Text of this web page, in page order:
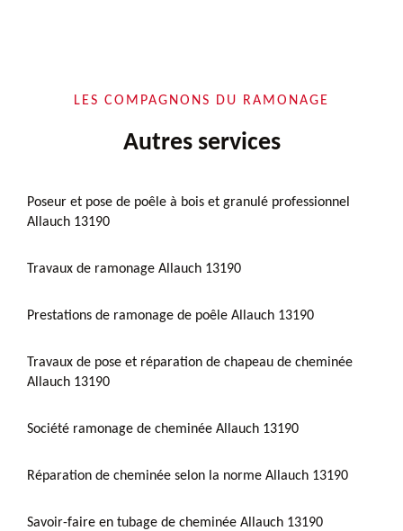
LES COMPAGNONS DU RAMONAGE
Autres services
Poseur et pose de poêle à bois et granulé professionnel
Allauch 13190
Travaux de ramonage Allauch 13190
Prestations de ramonage de poêle Allauch 13190
Travaux de pose et réparation de chapeau de cheminée
Allauch 13190
Société ramonage de cheminée Allauch 13190
Réparation de cheminée selon la norme Allauch 13190
Savoir-faire en tubage de cheminée Allauch 13190